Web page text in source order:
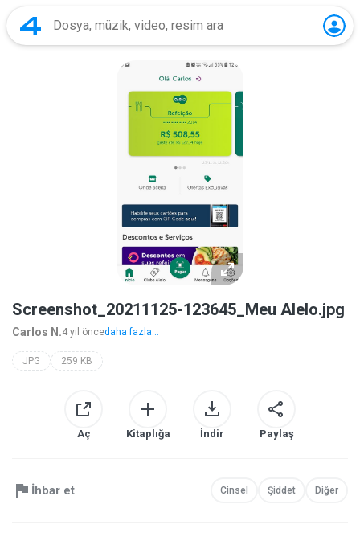
Screenshot_20211125-123645_Meu Alelo.jpg
Carlos N.4 yıl öncedaha fazla...
JPG 259 KB
Aç Kitaplığa İndir Paylaş
İhbar et Cinsel Şiddet Diğer